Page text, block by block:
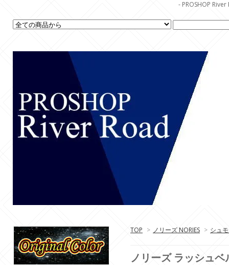
- PROSHOP
TOP > ノリーズ NORIES > シュ
ノリーズ ラッシュベ